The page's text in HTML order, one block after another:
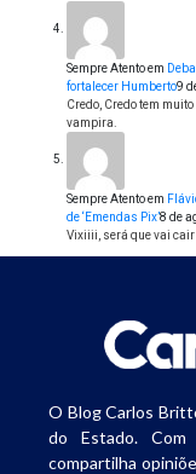
Sempre Atentoem
fortalecer Humberto9
Credo, Credo tem
vampira.
Sempre Atentoem
de ‘Emendas Pix’8 de
Vixiiii, será que vai cair
O Blog Carlos
do Estado. Com
compartilha